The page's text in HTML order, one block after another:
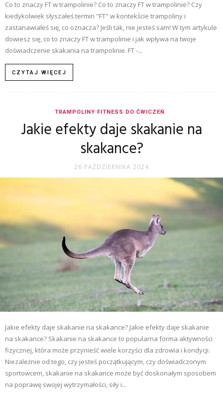
Co to znaczy FT w trampolinie? Co to znaczy FT w trampolinie? Czy
kiedykolwiek słyszałeś termin "FT" w kontekście trampoliny i
zastanawiałeś się, co oznacza? Jeśli tak, nie jesteś sam! W tym artykule
dowiesz się, co to znaczy FT w trampolinie i jak wpływa na twoje
doświadczenie skakania na trampolinie. FT -...
CZYTAJ WIĘCEJ
TRAMPOLINY FITNESS DO ĆWICZEŃ
Jakie efekty daje skakanie na
skakance?
26 PAŹDZIERNIKA 2024
Jakie efekty daje skakanie na skakance? Jakie efekty daje skakanie
na skakance? Skakanie na skakance to popularna forma aktywności
fizycznej, która może przynieść wiele korzyści dla zdrowia i kondycji.
Niezależnie od tego, czy jesteś początkującym, czy doświadczonym
sportowcem, skakanie na skakance może być doskonałym sposobem
na poprawę swojej wytrzymałości, siły i...